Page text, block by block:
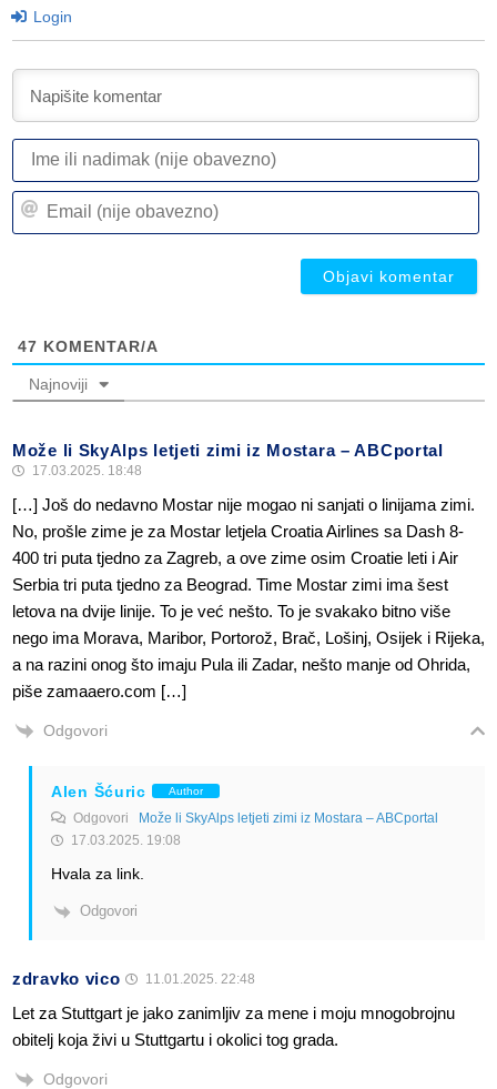
Login
47 KOMENTAR/A
Najnoviji
Može li SkyAlps letjeti zimi iz Mostara – ABCportal
17.03.2025. 18:48
[…] Još do nedavno Mostar nije mogao ni sanjati o linijama zimi.
No, prošle zime je za Mostar letjela Croatia Airlines sa Dash 8-
400 tri puta tjedno za Zagreb, a ove zime osim Croatie leti i Air
Serbia tri puta tjedno za Beograd. Time Mostar zimi ima šest
letova na dvije linije. To je već nešto. To je svakako bitno više
nego ima Morava, Maribor, Portorož, Brač, Lošinj, Osijek i Rijeka,
a na razini onog što imaju Pula ili Zadar, nešto manje od Ohrida,
piše zamaaero.com […]
Odgovori
Alen Šćuric Author
Odgovori
Može li SkyAlps letjeti zimi iz Mostara – ABCportal
17.03.2025. 19:08
Hvala za link.
Odgovori
zdravko vico 11.01.2025. 22:48
Let za Stuttgart je jako zanimljiv za mene i moju mnogobrojnu
obitelj koja živi u Stuttgartu i okolici tog grada.
Odgovori